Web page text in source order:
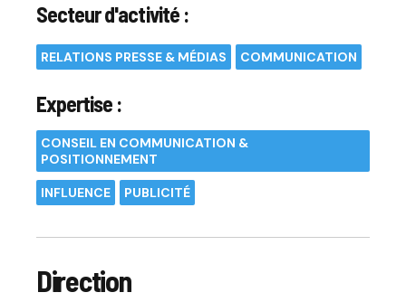
Secteur d'activité :
RELATIONS PRESSE & MÉDIAS COMMUNICATION
Expertise :
CONSEIL EN COMMUNICATION &
POSITIONNEMENT
INFLUENCE PUBLICITÉ
Direction